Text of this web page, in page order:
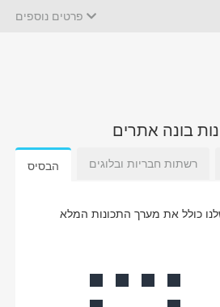
בונה אתרים
הבסיס רשתות חבריות ובלוגים